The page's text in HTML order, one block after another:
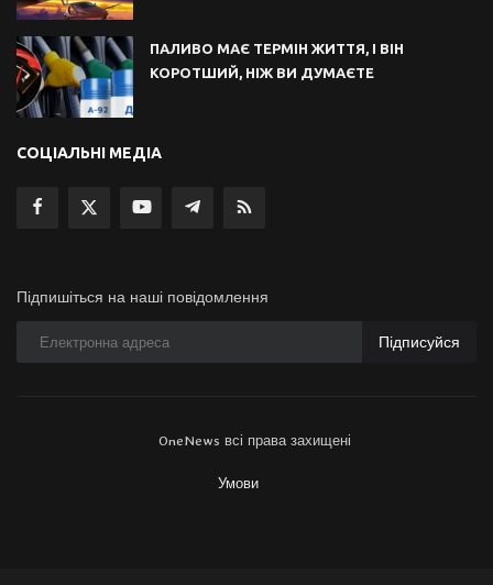
ПАЛИВО МАЄ ТЕРМІН ЖИТТЯ, І ВІН
КОРОТШИЙ, НІЖ ВИ ДУМАЄТЕ
СОЦІАЛЬНІ МЕДІА
Підпишіться на наші повідомлення
Підписуйся
OneNews всі права захищені
Умови